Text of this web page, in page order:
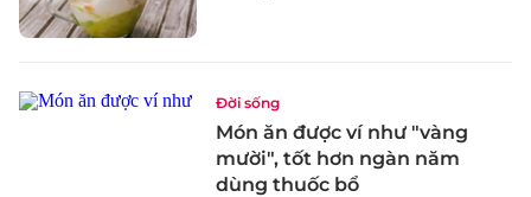
Đời sống
Món ăn được ví như "vàng
mười", tốt hơn ngàn năm
dùng thuốc bổ